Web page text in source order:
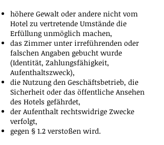
höhere Gewalt oder andere nicht vom
Hotel zu vertretende Umstände die
Erfüllung unmöglich machen,
das Zimmer unter irreführenden oder
falschen Angaben gebucht wurde
(Identität, Zahlungsfähigkeit,
Aufenthaltszweck),
die Nutzung den Geschäftsbetrieb, die
Sicherheit oder das öffentliche Ansehen
des Hotels gefährdet,
der Aufenthalt rechtswidrige Zwecke
verfolgt,
gegen § 1.2 verstoßen wird.